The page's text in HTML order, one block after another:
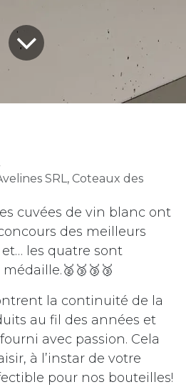
SRL, Coteaux des
cuvées de vin blanc ont
des meilleurs
les quatre sont
la continuité de la
au fil des années et
avec passion. Cela
à l’instar de votre
pour nos bouteilles!